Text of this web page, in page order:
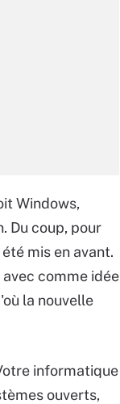
Windows,
Du coup, pour
mis en avant.
comme idée
la nouvelle
informatique
ouverts,